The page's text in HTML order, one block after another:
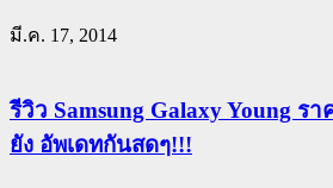
มี.ค. 17, 2014
รีวิว Samsung Galaxy Young ร
ยัง อัพเดทกันสดๆ!!!